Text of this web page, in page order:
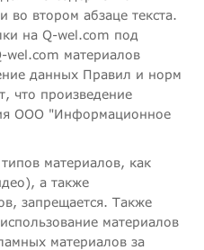
во втором абзаце текста.
на Q-wel.com под
wel.com материалов
данных Правил и норм
что произведение
ООО "Информационное
материалов, как
а также
запрещается. Также
материалов
материалов за